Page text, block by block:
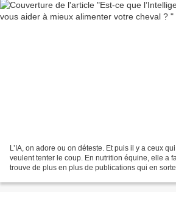
L’IA, on adore ou on déteste. Et puis il y a ceux
veulent tenter le coup. En nutrition équine, elle a
trouve de plus en plus de publications qui en